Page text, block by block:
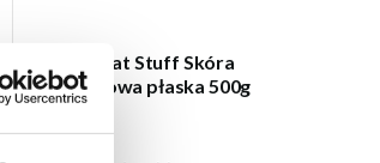
Meat Stuff Skóra
Wołowa płaska 500g